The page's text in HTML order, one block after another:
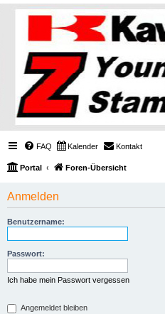
FAQ Kalender Kontakt
Portal Foren-Übersicht
Anmelden
Benutzername:
Passwort:
Ich habe mein Passwort vergessen
Angemeldet bleiben